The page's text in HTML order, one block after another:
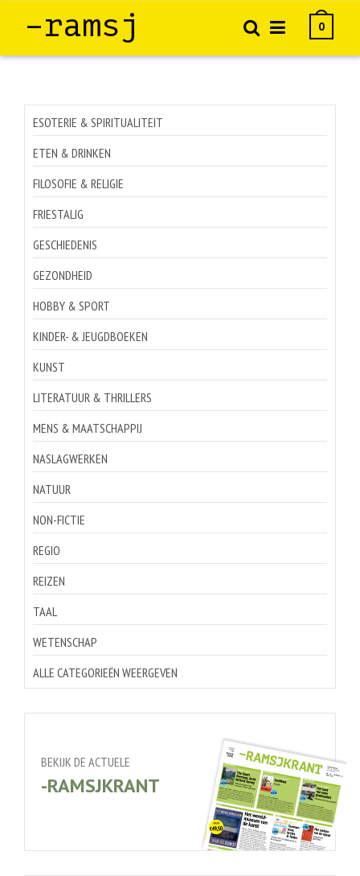
–ramsj 0
ESOTERIE & SPIRITUALITEIT
ETEN & DRINKEN
FILOSOFIE & RELIGIE
FRIESTALIG
GESCHIEDENIS
GEZONDHEID
HOBBY & SPORT
KINDER- & JEUGDBOEKEN
KUNST
LITERATUUR & THRILLERS
MENS & MAATSCHAPPIJ
NASLAGWERKEN
NATUUR
NON-FICTIE
REGIO
REIZEN
TAAL
WETENSCHAP
ALLE CATEGORIEËN WEERGEVEN
BEKIJK DE ACTUELE
-RAMSJKRANT